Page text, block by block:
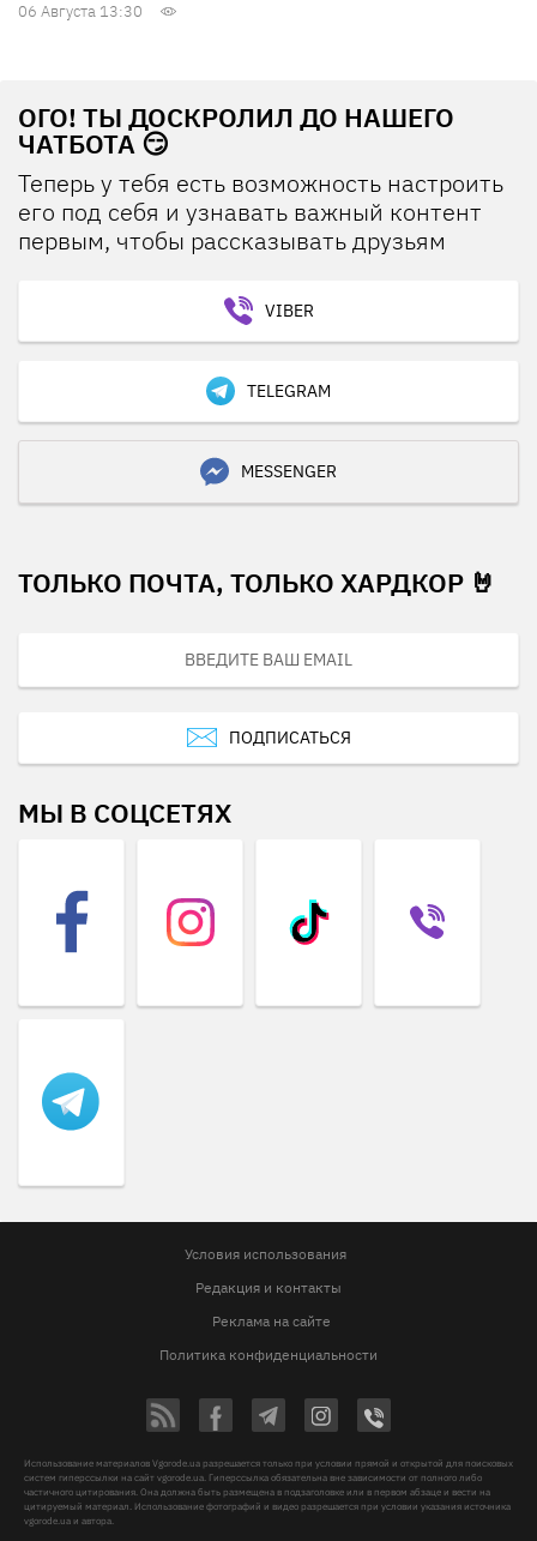
06 Августа 13:30
ОГО! ТЫ ДОСКРОЛИЛ ДО НАШЕГО
ЧАТБОТА 😏
Теперь у тебя есть возможность настроить
его под себя и узнавать важный контент
первым, чтобы рассказывать друзьям
VIBER
TELEGRAM
MESSENGER
ТОЛЬКО ПОЧТА, ТОЛЬКО ХАРДКОР 🤘
ПОДПИСАТЬСЯ
МЫ В СОЦСЕТЯХ
Условия использования
Редакция и контакты
Реклама на сайте
Политика конфиденциальности
Использование материалов Vgorode.ua разрешается только при условии прямой и открытой для поисковых
систем гиперссылки на сайт vgorode.ua. Гиперссылка обязательна вне зависимости от полного либо
частичного цитирования. Она должна быть размещена в подзаголовке или в первом абзаце и вести на
цитируемый материал. Использование фотографий и видео разрешается при условии указания источника
vgorode.ua и автора.